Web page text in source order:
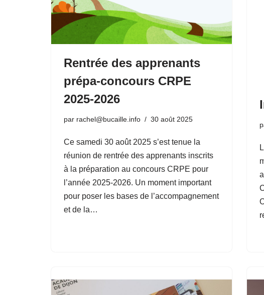
Rentrée des apprenants
prépa-concours CRPE
2025-2026
par rachel@bucaille.info 30 août 2025
Ce samedi 30 août 2025 s’est tenue la
réunion de rentrée des apprenants inscrits
à la préparation au concours CRPE pour
l’année 2025-2026. Un moment important
pour poser les bases de l’accompagnement
et de la…